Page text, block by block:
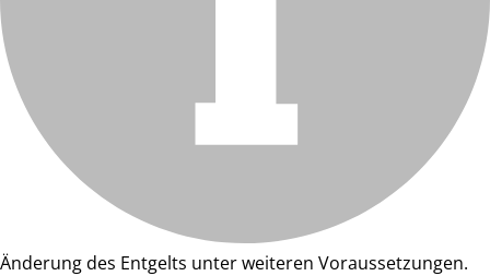
Änderung des Entgelts unter weiteren Voraussetzungen.